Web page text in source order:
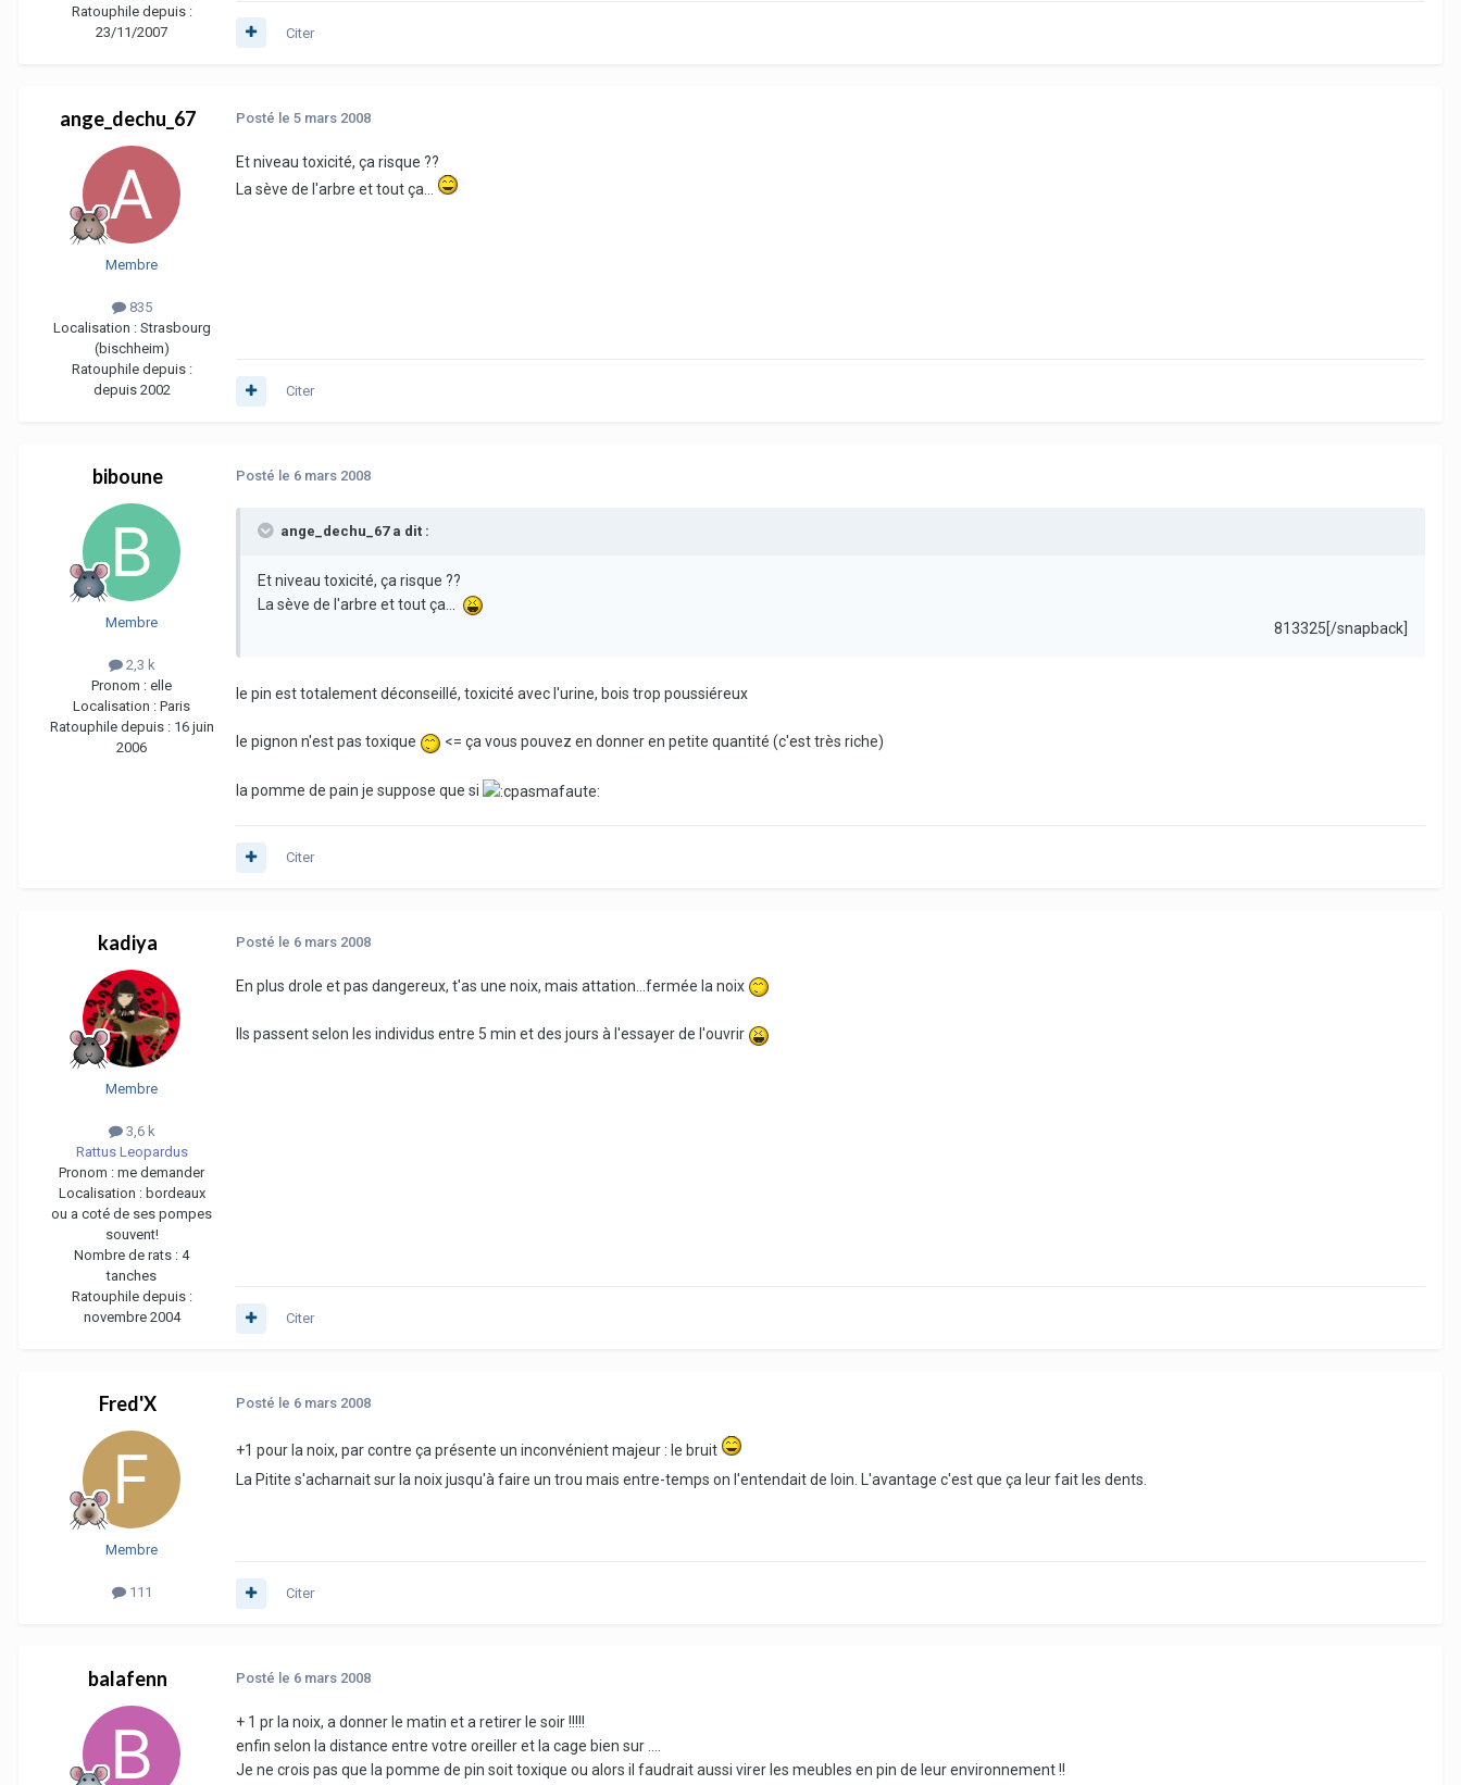
Ratouphile depuis :
23/11/2007
Citer
ange_dechu_67
Membre
835
Localisation : Strasbourg
(bischheim)
Ratouphile depuis :
depuis 2002
Posté le 5 mars 2008
Et niveau toxicité, ça risque ??
La sève de l'arbre et tout ça...
Citer
biboune
Membre
2,3 k
Pronom : elle
Localisation : Paris
Ratouphile depuis : 16 juin
2006
Posté le 6 mars 2008
ange_dechu_67 a dit :
Et niveau toxicité, ça risque ??
La sève de l'arbre et tout ça...
813325[/snapback]
le pin est totalement déconseillé, toxicité avec l'urine, bois trop poussiéreux
le pignon n'est pas toxique <= ça vous pouvez en donner en petite quantité (c'est très riche)
la pomme de pain je suppose que si
Citer
kadiya
Membre
3,6 k
Rattus Leopardus
Pronom : me demander
Localisation : bordeaux
ou a coté de ses pompes
souvent!
Nombre de rats : 4
tanches
Ratouphile depuis :
novembre 2004
Posté le 6 mars 2008
En plus drole et pas dangereux, t'as une noix, mais attation...fermée la noix
Ils passent selon les individus entre 5 min et des jours à l'essayer de l'ouvrir
Citer
Fred'X
Membre
111
Posté le 6 mars 2008
+1 pour la noix, par contre ça présente un inconvénient majeur : le bruit
La Pitite s'acharnait sur la noix jusqu'à faire un trou mais entre-temps on l'entendait de loin. L'avantage c'est que ça leur fait les dents.
Citer
balafenn Posté le 6 mars 2008
+ 1 pr la noix, a donner le matin et a retirer le soir !!!!!
enfin selon la distance entre votre oreiller et la cage bien sur ....
Je ne crois pas que la pomme de pin soit toxique ou alors il faudrait aussi virer les meubles en pin de leur environnement !!